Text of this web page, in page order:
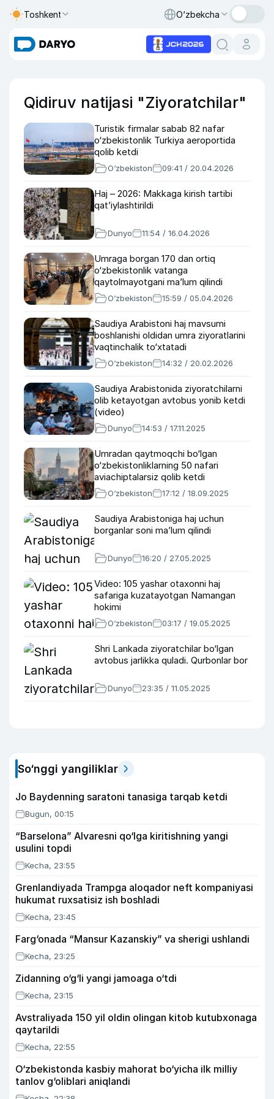
Toshkent O‘zbekcha
Qidiruv natijasi "Ziyoratchilar"
Turistik firmalar sabab 82 nafar
o‘zbekistonlik Turkiya aeroportida
qolib ketdi
O‘zbekiston 09:41 / 20.04.2026
Haj – 2026: Makkaga kirish tartibi
qat’iylashtirildi
Dunyo 11:54 / 16.04.2026
Umraga borgan 170 dan ortiq
o‘zbekistonlik vatanga
qaytolmayotgani ma’lum qilindi
O‘zbekiston 15:59 / 05.04.2026
Saudiya Arabistoni haj mavsumi
boshlanishi oldidan umra ziyoratlarini
vaqtinchalik to‘xtatadi
O‘zbekiston 14:32 / 20.02.2026
Saudiya Arabistonida ziyoratchilarni
olib ketayotgan avtobus yonib ketdi
(video)
Dunyo 14:53 / 17.11.2025
Umradan qaytmoqchi bo‘lgan
o‘zbekistonliklarning 50 nafari
aviachiptalarsiz qolib ketdi
O‘zbekiston 17:12 / 18.09.2025
Saudiya Arabistoniga haj uchun
borganlar soni ma’lum qilindi
Dunyo 16:20 / 27.05.2025
Video: 105 yashar otaxonni haj
safariga kuzatayotgan Namangan
hokimi
O‘zbekiston 03:17 / 19.05.2025
Shri Lankada ziyoratchilar bo‘lgan
avtobus jarlikka quladi. Qurbonlar bor
Dunyo 23:35 / 11.05.2025
So‘nggi yangiliklar
Jo Baydenning saratoni tanasiga tarqab ketdi
Bugun, 00:15
“Barselona” Alvaresni qo‘lga kiritishning yangi
usulini topdi
Kecha, 23:55
Grenlandiyada Trampga aloqador neft kompaniyasi
hukumat ruxsatisiz ish boshladi
Kecha, 23:45
Farg‘onada “Mansur Kazanskiy” va sherigi ushlandi
Kecha, 23:25
Zidanning o‘g‘li yangi jamoaga o‘tdi
Kecha, 23:15
Avstraliyada 150 yil oldin olingan kitob kutubxonaga
qaytarildi
Kecha, 22:55
O‘zbekistonda kasbiy mahorat bo‘yicha ilk milliy
tanlov g‘oliblari aniqlandi